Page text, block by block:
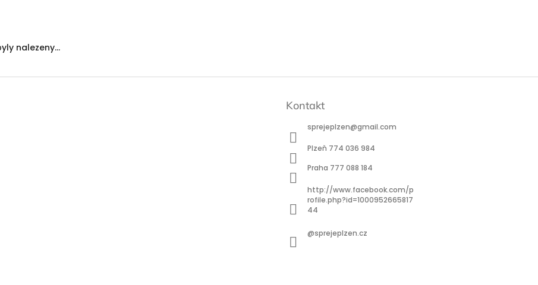
nalezeny...
Kontakt
sprejeplzen@gmail.com
Plzeň 774 036 984
Praha 777 088 184
http://www.facebook.com/p
rofile.php?id=1000952665817
44
@sprejeplzen.cz